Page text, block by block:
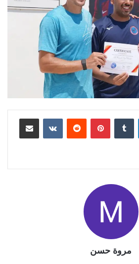
لينكدإن بينتيريست مشاركة عبر البريد
مروة حسن